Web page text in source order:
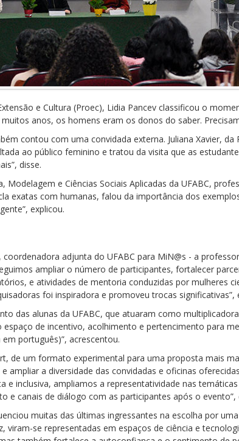
e Cultura (Proec), Lidia Pancev classificou o
anos, os homens eram os donos do saber.
contou com uma convidada externa. Juliana Xavier, da
ao público feminino e tratou da visita que as
disse.
Modelagem e Ciências Sociais Aplicadas da UFABC,
exatas com humanas, falou da importância dos
explicou.
coordenadora adjunta do UFABC para MiN@s - a
ampliar o número de participantes, fortalecer
e atividades de mentoria conduzidas por mulheres
foi inspiradora e promoveu trocas significativas”,
das alunas da UFABC, que atuaram como
de incentivo, acolhimento e pertencimento para
português)”, acrescentou.
de um formato experimental para uma proposta mais
ampliar a diversidade das convidadas e oficinas
e inclusiva, ampliamos a representatividade nas
e canais de diálogo com as participantes após o evento”,
muitas das últimas ingressantes na escolha por
viram-se representadas em espaços de ciência e